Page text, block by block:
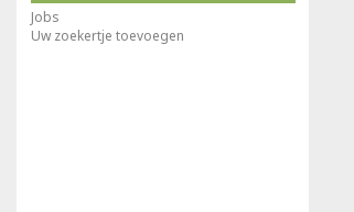
Jobs
Uw zoekertje toevoegen